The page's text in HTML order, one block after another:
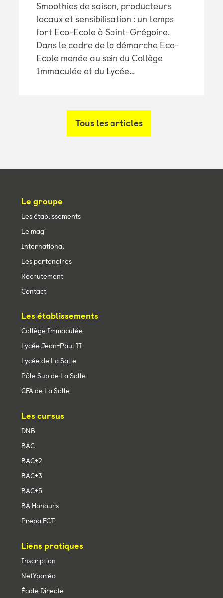
Smoothies de saison, producteurs
locaux et sensibilisation : un temps
fort Eco-Ecole à Saint-Grégoire.
Dans le cadre de la démarche Eco-
Ecole menée au sein du Collège
Immaculée et du Lycée…
Tous les articles
Le groupe
Les établissements
Le mag’
International
Les partenaires
Recrutement
Contact
Les établissements
Collège Immaculée
Lycée Jean-Paul II
Lycée de La Salle
Pôle Sup de La Salle
CFA de La Salle
Les cursus
DNB
BAC
BAC+2
BAC+3
BAC+5
BA Honours
Prépa ECT
Liens pratiques
Inscription
NetYparéo
École Directe